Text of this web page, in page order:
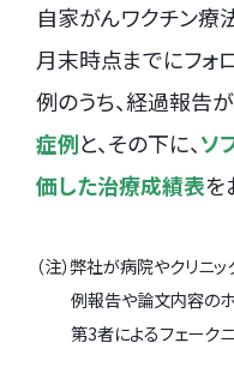
自家がんワクチン療
月末時点までにフォ
例のうち、経過報告
症例と、その下に、ソ
価した治療成績表を
（注）弊社が病院やクリニ
例報告や論文内容の
第3者によるフェーク